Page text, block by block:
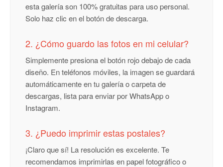
esta galería son 100% gratuitas para uso personal.
Solo haz clic en el botón de descarga.
2. ¿Cómo guardo las fotos en mi celular?
Simplemente presiona el botón rojo debajo de cada
diseño. En teléfonos móviles, la imagen se guardará
automáticamente en tu galería o carpeta de
descargas, lista para enviar por WhatsApp o
Instagram.
3. ¿Puedo imprimir estas postales?
¡Claro que sí! La resolución es excelente. Te
recomendamos imprimirlas en papel fotográfico o